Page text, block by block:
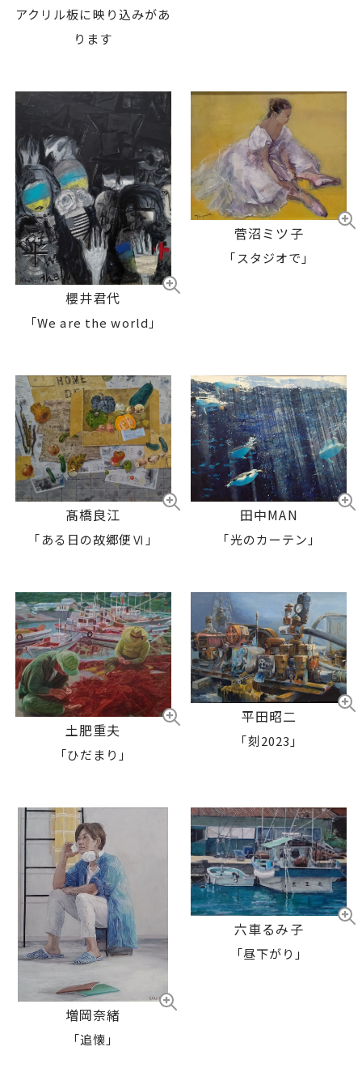
アクリル板に映り込みがあ
ります
櫻井君代
「We are the world」
菅沼ミツ子
「スタジオで」
髙橋良江
「ある日の故郷便Ⅵ」
田中MAN
「光のカーテン」
土肥重夫
「ひだまり」
平田昭二
「刻2023」
増岡奈緒
「追懐」
六車るみ子
「昼下がり」